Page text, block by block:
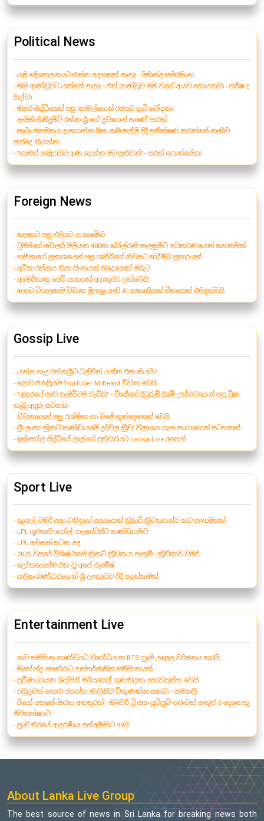
Political News
- යළි දේශපාලනයට එන්න අදහසක් නැහැ - මහින්ද සමරසිංහ
- මම ආණ්ඩුවට යන්නේ නැහැ - එත් ආණ්ඩුව මම වගේ අයව හොයනවා - හර්ෂ ද
සිල්වා
- මහර සිද්ධියෙන් පසු නාමල්ගෙන් රජයට දැඩි චෝදනා
- ඇමති හිනිදුමට රත්න ශ්‍රී ගේ දුවගෙන් කණේ පාරක්
- සැබෑ ජනමතය දැනගන්න ඕන නම් සල්ලි දිදී සමීක්ෂණ කරන්නේ නැතිව
ඡන්දෙ තියන්න
- "තාමත් හමුදාවට අණ දෙන්න මට පුළුවන්" - සරත් ෆොන්සේකා
Foreign News
- කලකට පසු එළියට ආ කමේනි
- ට්‍රම්ප්ගේ ඩොලර් මිලියන 400ක බෝල්රූම් සැලසුමට අධිකරණයෙන් තහනමක්
- හසීනාගේ ප්‍රකාශයෙන් පසු ශකීබ්ගේ නිවසට බෝම්බ ප්‍රහාරයක්
- අධික රස්නය නිසා සිංහයන් තිදෙනෙක් මරුට
- අමෙරිකානු ජෙට් යානයක් අනතුරට ලක්වෙයි
- ලොව විශාලතම විවෘත මූලාශ්‍ර ඇති AI ආකෘතියක් චීනයෙන් එළිදක්වයි
Gossip Live
- යන්න හැදු රත්නශ්‍රීට ටිල්වින් යන්න එපා කියයි?
- ලොව ජනප්‍රියම YouTuber MrBeast විවාහ වෙයි
- "ආදරයේ හඬ සැමවිටම වැඩියි" - විජේගේ දිවුරුම් දීමේ උත්සවයෙන් පසු ට්‍රිෂා
තැබූ අපූරු සටහන
- විවාහයෙන් පසු රශ්මිකා හා විජේ තුන්දෙනෙක් වෙයි
- ශ්‍රී ලංකා ක්‍රිකට් කණ්ඩායමේ දුර්වල ක්‍රීඩා විලාශය ගැන සංගාගෙන් සටහනක්
- ඉස්කෝල සිද්ධියේ ලාල්ගේ ප්‍රතිචාරයට Lanka Live අපෙන්
Sport Live
- කුසල්, චමරි සහ වනිඳුගේ සහායෙන් ක්‍රිකට් ක්‍රීඩකයන්ට නව සංගමයක්
- LPL ශූරතාව ගෝල් ගැලන්ට්ස්ට කණ්ඩායමට
- LPL අවසන් සටන අද
- 2025 වසරේ විශිෂ්ඨතම ක්‍රිකට් ක්‍රීඩකයා පැතුම් - ක්‍රීඩිකාව චමරි
- ලෝකයෙන්ම එක වූ අපේ රුමේෂ්
- පාලිත බණ්ඩාරගෙන් ශ්‍රී ලංකාවට රිදී පදක්කමක්
Entertainment Live
- නව සම්මාන කාණ්ඩයට විරෝධය පා BTS ග්‍රැමී උළෙල වර්ජනය කරයි
- මහේන්ද්‍ර පෙරේරාට අන්තර්ජාතික සම්මානයක්
- ප්‍රවීණ ගායන ශිල්පිනී මරියසෙල් ගුණතිලක අභාවප්‍රාප්ත වෙයි
- පවුලටත් හොරා ජයන්ත, මාලිනීව විකුණන්න යනවා - සමනලී
- රියෝ අහසේ මාරක අනතුරක් - ඔලිවර් ට්‍රී සහ යූටියුබ් තරුවක් ඇතුළු 6 දෙනෙකු
ජීවිතක්ෂයට
- පුංචි තිරයේ ආදරණීය අත්අම්මාට 99යි
About Lanka Live Group
The best source of news in Sri Lanka for breaking news both